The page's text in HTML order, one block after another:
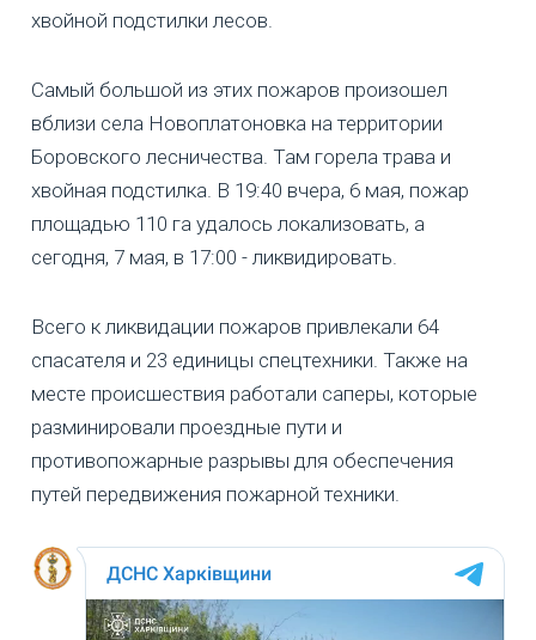
хвойной подстилки лесов.
Самый большой из этих пожаров произошел
вблизи села Новоплатоновка на территории
Боровского лесничества. Там горела трава и
хвойная подстилка. В 19:40 вчера, 6 мая, пожар
площадью 110 га удалось локализовать, а
сегодня, 7 мая, в 17:00 - ликвидировать.
Всего к ликвидации пожаров привлекали 64
спасателя и 23 единицы спецтехники. Также на
месте происшествия работали саперы, которые
разминировали проездные пути и
противопожарные разрывы для обеспечения
путей передвижения пожарной техники.